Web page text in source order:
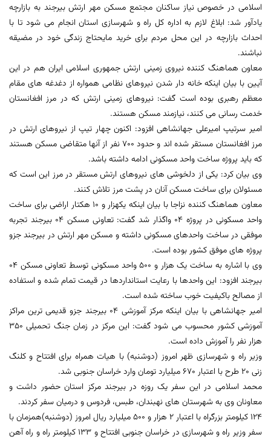
اسلامی در خصوص نیاز ساکنان مجتمع مسکن مهر ارتش بیرجند به بازارچه
یادآور شد: ابلاغ لازم به اداره کل راه و شهرسازی استان انجام می شود تا با
احداث بازارچه در این محل مردم برای خرید مایحتاج زندگی خود در مضیقه
نباشند.
معاون هماهنگ کننده نیروی زمینی ارتش جمهوری اسلامی ایران هم در این
آیین با بیان اینکه خانه دار شدن نیروهای نظامی همواره از دغدغه های مقام
معظم رهبری بوده است گفت: نیروهای زمینی ارتش که در مرز افغانستان
خدمت رسانی می کنند، نیازمند مسکن هستند.
امیر سرتیپ امیرعلی جهانشاهی افزود: اکنون چهار تیپ از نیروهای ارتش در
مرز افغانستان مستقر شده اند و حدود 700 نفر از آنها متقاضی مسکن هستند
که باید پروژه ساخت واحد مسکونی ادامه داشته باشد.
وی بیان کرد: یکی از دلخوشی های نیروهای ارتش مستقر در مرز این است که
مسئولان برای ساخت مسکن آنان در پشت مرز تلاش کنند.
معاون هماهنگ کننده نزاجا با بیان اینکه یکهزار و 10 هکتار اراضی برای ساخت
واحد مسکونی در پروژه 04 واگذار شد گفت: تعاونی مسکن 04 بیرجند تجربه
موفقی در ساخت واحدهای مسکونی داشته و مسکن مهر ارتش در بیرجند جزو
پروژه های موفق کشور بوده است.
وی با اشاره به ساخت یک هزار و 500 واحد مسکونی توسط تعاونی مسکن 04
بیرجند افزود: این واحدها با رعایت استانداردها در قیمت تمام شده و استفاده
از مصالح باکیفیت خوب ساخته شده است.
امیر جهانشاهی با بیان اینکه مرکز آموزشی 04 بیرجند جزو قدیمی ترین مراکز
آموزشی کشور محسوب می شود گفت: این مرکز در زمان جنگ تحمیلی 350
هزار نفر را آموزش داده است.
وزیر راه و شهرسازی ظهر امروز (دوشنبه) با هیات همراه برای افتتاح و کلنگ
زنی 20 طرح با اعتبار 670 میلیارد تومان وارد خراسان جنوبی شد.
محمد اسلامی در این سفر یک روزه در بیرجند مرکز استان حضور داشت و
معاونان وی به شهرستان های نهبندان، طبس، فردوس و درمیان سفر کردند.
124 کیلومتر بزرگراه با اعتبار 2 هزار و 500 میلیارد ریال امروز (دوشنبه)همزمان با
سفر وزیر راه و شهرسازی در خراسان جنوبی افتتاح و 133 کیلومتر راه و راه آهن